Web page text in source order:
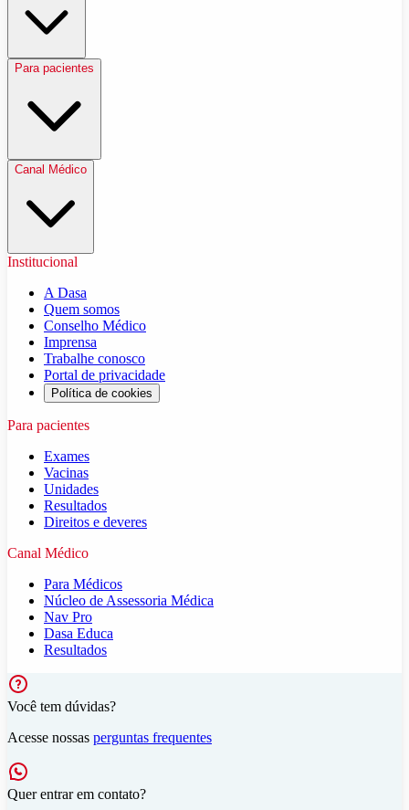
Para pacientes
Canal Médico
Institucional
A Dasa
Quem somos
Conselho Médico
Imprensa
Trabalhe conosco
Portal de privacidade
Política de cookies
Para pacientes
Exames
Vacinas
Unidades
Resultados
Direitos e deveres
Canal Médico
Para Médicos
Núcleo de Assessoria Médica
Nav Pro
Dasa Educa
Resultados
Você tem dúvidas?
Acesse nossas perguntas frequentes
Quer entrar em contato?